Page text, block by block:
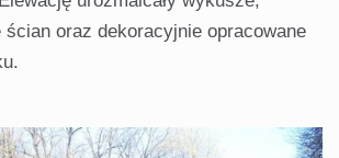
ścian oraz dekoracyjnie opracowane